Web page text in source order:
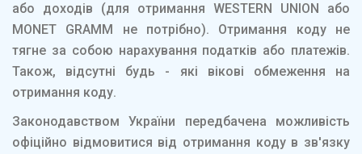
або доходів (для отримання WESTERN UNION або
MONET GRAMM не потрібно). Отримання коду не
тягне за собою нарахування податків або платежів.
Також, відсутні будь - які вікові обмеження на
отримання коду.
Законодавством України передбачена можливість
офіційно відмовитися від отримання коду в зв'язку